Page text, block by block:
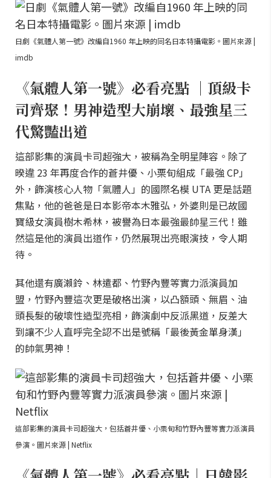
日劇《氣體人第一號》改編自1960 年上映的同名日本特攝電影。圖片來源 |
imdb
《氣體人第一號》必看亮點 ｜頂級卡
司齊聚！男神造型大崩壞、最強星三
代驚豔出道
這部影集的演員卡司超強大，被稱為全明星陣容。除了
暌違 23 年再度合作的蒼井優、小栗旬組成「最強 CP」
外，飾演核心人物「氣體人」的國際名模 UTA 更是話題
焦點，他的爸爸是日本影帝本木雅弘，外婆則是已故國
寶級女演員樹木希林，被譽為日本最強最帥星三代！雖
然這是他的演員出道作，仍然展現出亮眼演技，令人期
待。
其他還有廣瀨鈴、林遣都、竹野內豐等實力派演員加
盟，竹野內豐這次更是破格出演，以凸額頭、無眉、油
頭長髮的破壞性造型亮相，飾演劇中反派黑道，反差大
到讓不少人直呼完全認不出是號稱「最後黃金單身漢」
的帥氣男神！
這部影集的演員卡司超強大，包括蒼井優、小栗旬和竹野內豐等實力派演員
參演。圖片來源 | Netflix